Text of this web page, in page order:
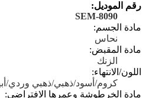
رقم الموديل:
SEM-8090
مادة الجسم:
نحاس
مادة المقبض:
الزنك
اللون/الانتهاء:
كروم/أسود/ذهبي/ذهبي وردي/
مادة الخرطوشة وعمرها الافتراضي: